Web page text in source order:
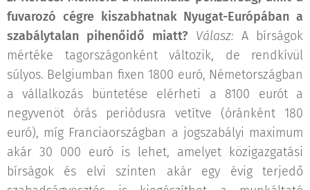
fuvarozó cégre kiszabhatnak Nyugat-Európában a
szabálytalan pihenőidő miatt? Válasz: A bírságok
mértéke tagországonként változik, de rendkívül
súlyos. Belgiumban fixen 1800 euró, Németországban
a vállalkozás büntetése elérheti a 8100 eurót a
negyvenöt órás periódusra vetítve (óránként 180
euró), míg Franciaországban a jogszabályi maximum
akár 30 000 euró is lehet, amelyet közigazgatási
bírságok és elvi szinten akár egy évig terjedő